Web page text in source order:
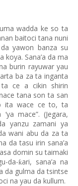
wadda ke so ta
baitoci tana nuni
yawon banza su
koya. Sana’a da ma
burin rayuwar yau
ba za ta inganta
ta ce a cikin shirin
tana son ta san
ita wace ce to, ta
mace”. (Jegara,
yanzu zamani ya
wani abu da za ta
da tasu irin sana’a
asa domin su taimaki
da-ƙari, sana’a na
da gulma da tsintse
na yau da kullum.